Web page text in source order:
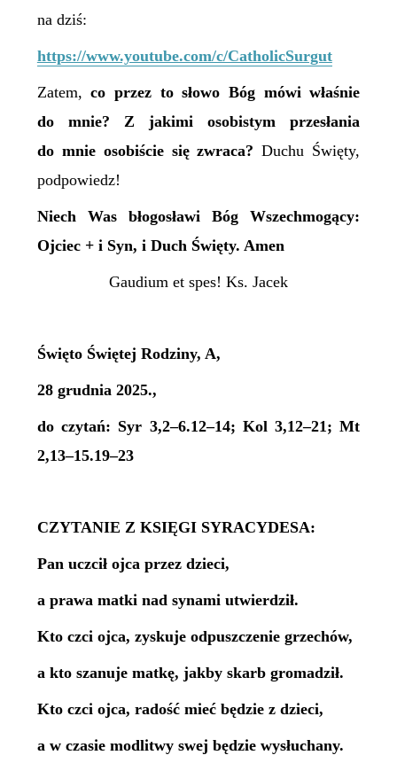
na dziś:
https://www.youtube.com/c/CatholicSurgut
Zatem,co przez to słowo Bóg mówi właśnie
do mnie? Z jakimi osobistym przesłania
do mnie osobiście się zwraca? Duchu Święty,
podpowiedz!
Niech Was błogosławi Bóg Wszechmogący:
Ojciec + i Syn, i Duch Święty. Amen
Gaudium et spes! Ks. Jacek
Święto Świętej Rodziny, A,
28 grudnia 2025.,
do czytań: Syr 3,2–6.12–14; Kol 3,12–21; Mt
2,13–15.19–23
CZYTANIE Z KSIĘGI SYRACYDESA:
Pan uczcił ojca przez dzieci,
a prawa matki nad synami utwierdził.
Kto czci ojca, zyskuje odpuszczenie grzechów,
a kto szanuje matkę, jakby skarb gromadził.
Kto czci ojca, radość mieć będzie z dzieci,
a w czasie modlitwy swej będzie wysłuchany.